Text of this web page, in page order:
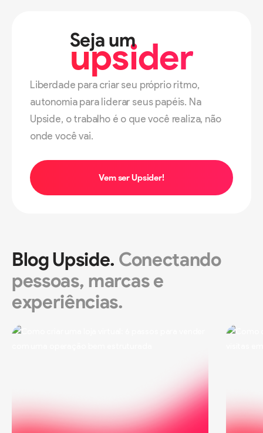
Seja um
upsider
Liberdade para criar seu próprio ritmo,
autonomia para liderar seus papéis. Na
Upside, o trabalho é o que você realiza, não
onde você vai.
Vem ser Upsider!
Blog Upside. Conectando
pessoas, marcas e
experiências.